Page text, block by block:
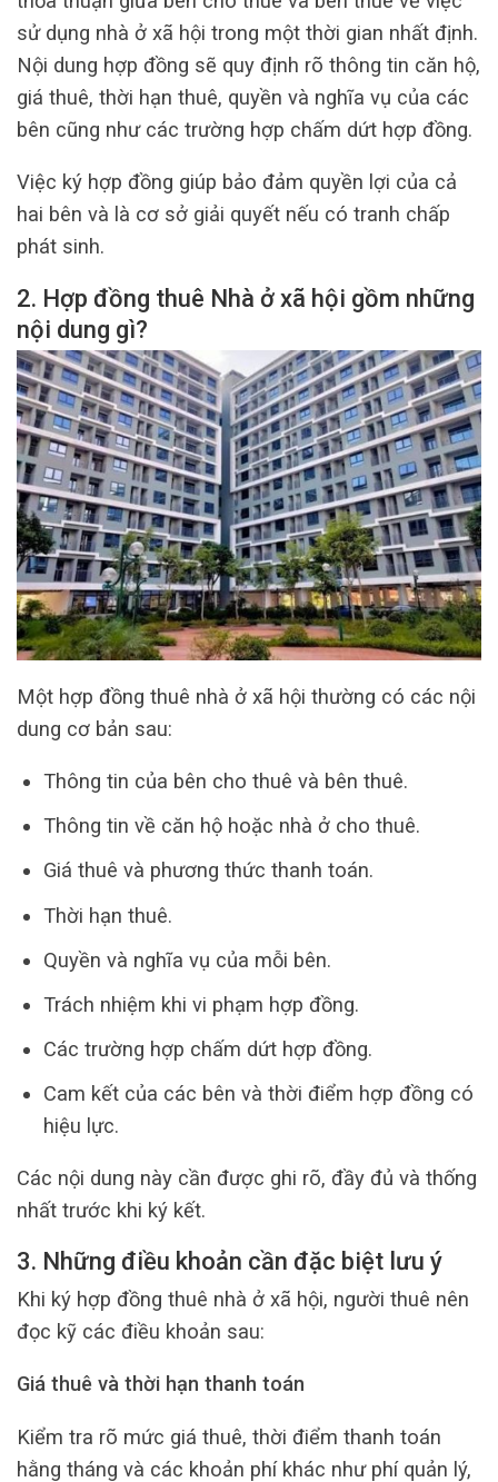
sử dụng nhà ở xã hội trong một thời gian nhất định.
Nội dung hợp đồng sẽ quy định rõ thông tin căn hộ,
giá thuê, thời hạn thuê, quyền và nghĩa vụ của các
bên cũng như các trường hợp chấm dứt hợp đồng.
Việc ký hợp đồng giúp bảo đảm quyền lợi của cả
hai bên và là cơ sở giải quyết nếu có tranh chấp
phát sinh.
2. Hợp đồng thuê Nhà ở xã hội gồm những
nội dung gì?
Một hợp đồng thuê nhà ở xã hội thường có các nội
dung cơ bản sau:
Thông tin của bên cho thuê và bên thuê.
Thông tin về căn hộ hoặc nhà ở cho thuê.
Giá thuê và phương thức thanh toán.
Thời hạn thuê.
Quyền và nghĩa vụ của mỗi bên.
Trách nhiệm khi vi phạm hợp đồng.
Các trường hợp chấm dứt hợp đồng.
Cam kết của các bên và thời điểm hợp đồng có
hiệu lực.
Các nội dung này cần được ghi rõ, đầy đủ và thống
nhất trước khi ký kết.
3. Những điều khoản cần đặc biệt lưu ý
Khi ký hợp đồng thuê nhà ở xã hội, người thuê nên
đọc kỹ các điều khoản sau:
Giá thuê và thời hạn thanh toán
Kiểm tra rõ mức giá thuê, thời điểm thanh toán
hằng tháng và các khoản phí khác như phí quản lý,